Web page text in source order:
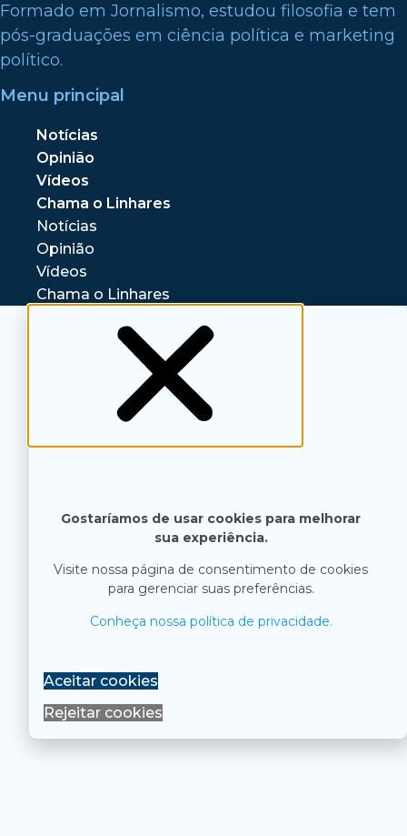
Formado em Jornalismo, estudou filosofia e tem
pós-graduações em ciência política e marketing
político.
Menu principal
Notícias
Opinião
Vídeos
Chama o Linhares
Notícias
Opinião
Vídeos
Chama o Linhares
Gostaríamos de usar cookies para melhorar
sua experiência.
Visite nossa página de consentimento de cookies
para gerenciar suas preferências.
Conheça nossa política de privacidade.
Aceitar cookies
Rejeitar cookies